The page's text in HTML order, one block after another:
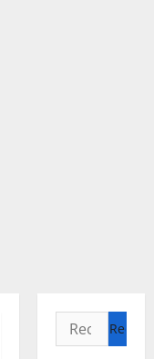
Rechercher :